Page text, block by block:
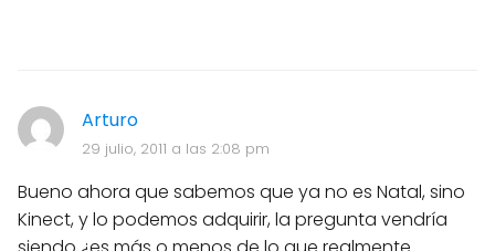
Arturo
29 julio, 2011 a las 2:08 pm
Bueno ahora que sabemos que ya no es Natal, sino
Kinect, y lo podemos adquirir, la pregunta vendría